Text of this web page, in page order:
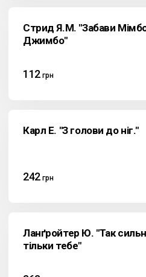
Стрид Я.М. "Забави
Джимбо"
112 грн
Карл Е. "З голови до ніг."
242 грн
Ланґройтер Ю. "Так
тільки тебе"